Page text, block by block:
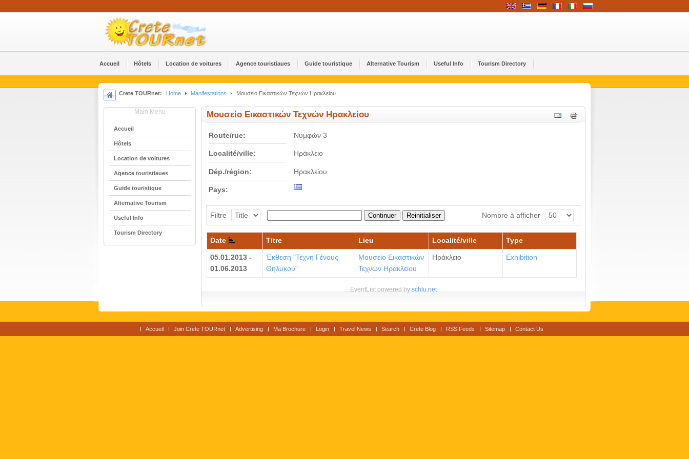
Accueil Hôtels Location de voitures Agence touristiaues Guide touristique Alternative Tourism Useful Info Tourism Directory
Crete TOURnet: Home Manifestations Μουσείο Εικαστικών Τεχνών Ηρακλείου
Main Menu
Accueil
Hôtels
Location de voitures
Agence touristiaues
Guide touristique
Alternative Tourism
Useful Info
Tourism Directory
Μουσείο Εικαστικών Τεχνών Ηρακλείου
Route/rue: Νυμφών 3
Localité/ville: Ηράκλειο
Dép./région: Ηρακλείου
Pays:
Filtre Continuer Reinitialiser Nombre à afficher
Date Titre Lieu Localité/ville Type
05.01.2013 -
01.06.2013
Έκθεση "Τέχνη Γένους
Θηλυκού"
Μουσείο Εικαστικών
Τεχνών Ηρακλείου
Ηράκλειο Εxhibition
EventList powered by schlu.net
Accueil Join Crete TOURnet Advertising Ma Brochure Login Travel News Search Crete Blog RSS Feeds Sitemap Contact Us